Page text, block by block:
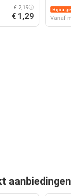
€ 2,19
€ 1,29
Bijna
Vanaf
aanbiedingen